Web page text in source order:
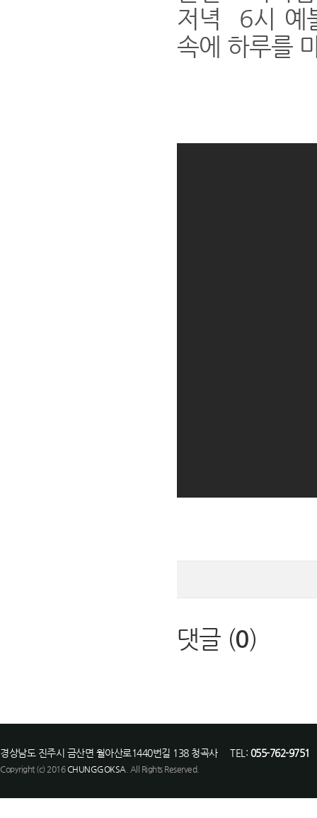
저녁 6시 예
속에 하루를
댓글 (0)
경상남도 진주시 금산면 월아산로1440번길 138 청곡사 TEL: 055-762-9751
Copyright (c) 2016CHUNGGOKSA . All Rights Reserved.